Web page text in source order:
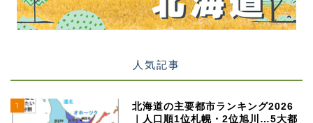
人気記事
1
北海道の主要都市ランキング2026
｜人口順1位札幌・2位旭川…5大都